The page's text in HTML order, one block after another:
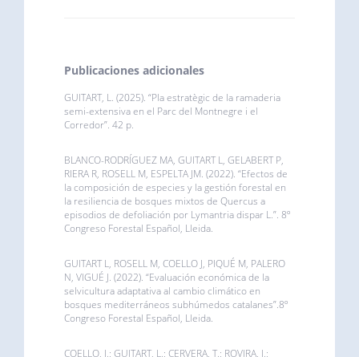
Publicaciones adicionales
GUITART, L. (2025). “Pla estratègic de la ramaderia
semi-extensiva en el Parc del Montnegre i el
Corredor”. 42 p.
BLANCO-RODRÍGUEZ MA, GUITART L, GELABERT P,
RIERA R, ROSELL M, ESPELTA JM. (2022). “Efectos de
la composición de especies y la gestión forestal en
la resiliencia de bosques mixtos de Quercus a
episodios de defoliación por Lymantria dispar L.”. 8º
Congreso Forestal Español, Lleida.
GUITART L, ROSELL M, COELLO J, PIQUÉ M, PALERO
N, VIGUÉ J. (2022). “Evaluación económica de la
selvicultura adaptativa al cambio climático en
bosques mediterráneos subhúmedos catalanes”.8º
Congreso Forestal Español, Lleida.
COELLO, J.; GUITART, L.; CERVERA, T.; ROVIRA, J.;